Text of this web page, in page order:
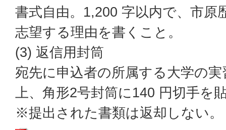
書式自由。1,200 字以内で、市原
志望する理由を書くこと。
(3) 返信用封筒
宛先に申込者の所属する大学の
上、角形2号封筒に140 円切手を
※提出された書類は返却しない。